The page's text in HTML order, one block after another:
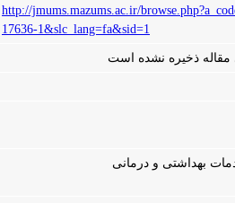
http://jmums.mazums.ac.ir/
17636-1&slc_lang=fa&sid=1
مقاله ذخیره نشده است
بهداشتی و درمانی